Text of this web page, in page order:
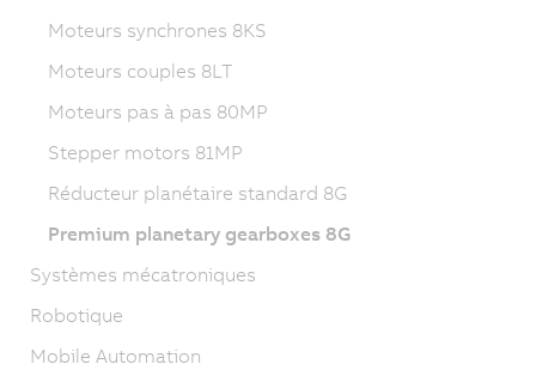
Moteurs synchrones 8KS
Moteurs couples 8LT
Moteurs pas à pas 80MP
Stepper motors 81MP
Réducteur planétaire standard 8G
Premium planetary gearboxes 8G
Systèmes mécatroniques
Robotique
Mobile Automation